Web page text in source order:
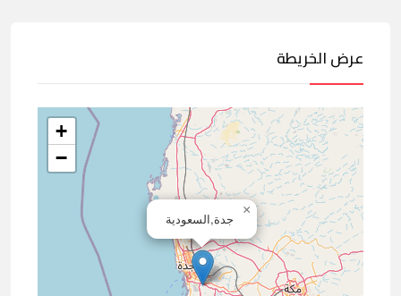
عرض الخريطة
جدة,السعودية
×
+
−